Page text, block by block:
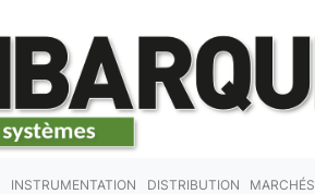
INSTRUMENTATION DISTRIBUTION MARCHÉS